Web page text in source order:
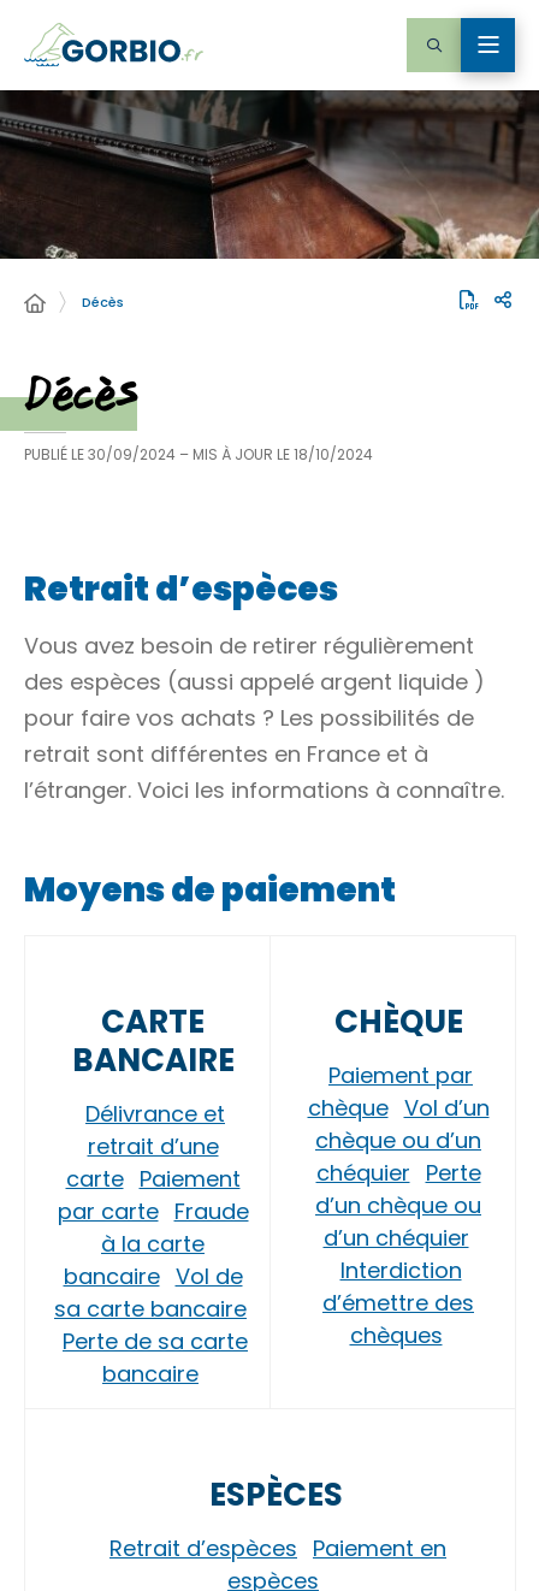
Décès
Décès
PUBLIÉ LE30/09/2024 – MIS À JOUR LE18/10/2024
Retrait d’espèces
Vous avez besoin de retirer régulièrement
des espèces (aussi appelé argent liquide )
pour faire vos achats ? Les possibilités de
retrait sont différentes en France et à
l’étranger. Voici les informations à connaître.
Moyens de paiement
CARTE
BANCAIRE
Délivrance et
retrait d’une
carte Paiement
par carte Fraude
à la carte
bancaire Vol de
sa carte bancaire
Perte de sa carte
bancaire
CHÈQUE
Paiement par
chèque Vol d’un
chèque ou d’un
chéquier Perte
d’un chèque ou
d’un chéquier
Interdiction
d’émettre des
chèques
ESPÈCES
Retrait d’espèces Paiement en
espèces